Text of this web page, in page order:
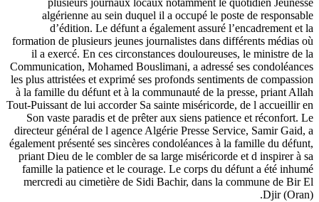
plusieurs journaux locaux notamment le quotidien Jeunesse
algérienne au sein duquel il a occupé le poste de responsable
d’édition. Le défunt a également assuré l’encadrement et la
formation de plusieurs jeunes journalistes dans différents médias où
il a exercé. En ces circonstances douloureuses, le ministre de la
Communication, Mohamed Bouslimani, a adressé ses condoléances
les plus attristées et exprimé ses profonds sentiments de compassion
à la famille du défunt et à la communauté de la presse, priant Allah
Tout-Puissant de lui accorder Sa sainte miséricorde, de l accueillir en
Son vaste paradis et de prêter aux siens patience et réconfort. Le
directeur général de l agence Algérie Presse Service, Samir Gaid, a
également présenté ses sincères condoléances à la famille du défunt,
priant Dieu de le combler de sa large miséricorde et d inspirer à sa
famille la patience et le courage. Le corps du défunt a été inhumé
mercredi au cimetière de Sidi Bachir, dans la commune de Bir El
Djir (Oran).